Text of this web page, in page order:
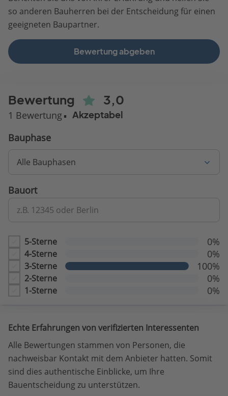
so anderen Bauherren bei der Entscheidung für einen
geeigneten Baupartner.
Bewertung abgeben
Bewertung 3,0
1 Bewertung Akzeptabel
Bauphase
Alle Bauphasen
Bauort
z.B. 12345 oder Berlin
5-Sterne 0%
4-Sterne 0%
3-Sterne 100%
2-Sterne 0%
1-Sterne 0%
Echte Erfahrungen von verifizierten Interessenten
Alle Bewertungen stammen von Personen, die
nachweisbar Kontakt mit dem Anbieter hatten. Somit
sind dies authentische Einblicke, um Ihre
Bauentscheidung zu unterstützen.